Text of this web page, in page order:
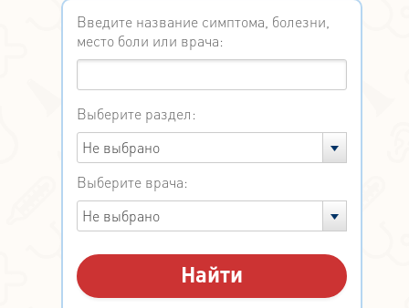
Введите название симптома, болезни,
место боли или врача:
Выберите врача:
Не выбрано
Выберите раздел:
Не выбрано